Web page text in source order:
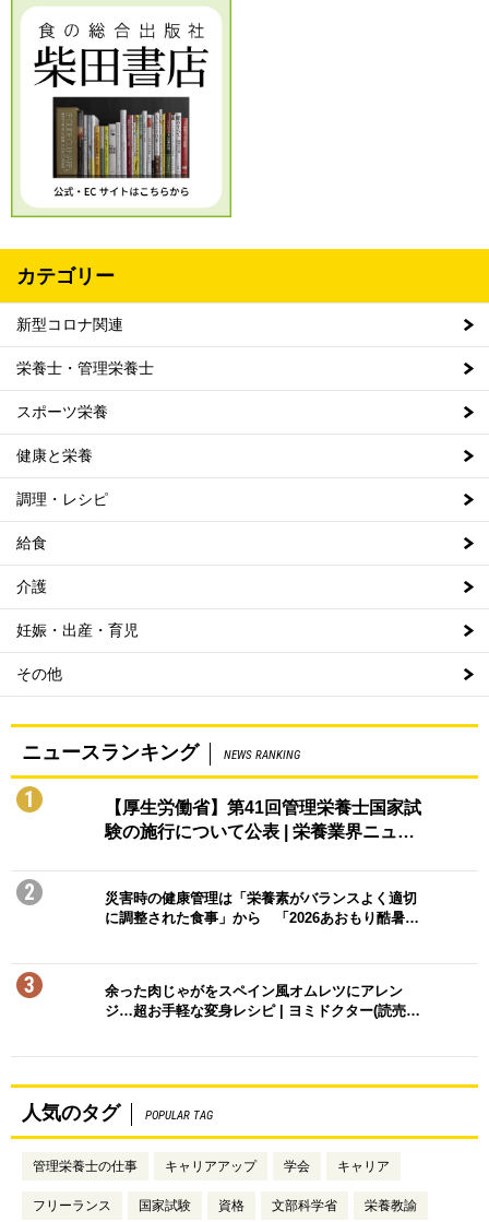
カテゴリー
新型コロナ関連
栄養士・管理栄養士
スポーツ栄養
健康と栄養
調理・レシピ
給食
介護
妊娠・出産・育児
その他
ニュースランキング NEWS RANKING
1
【厚生労働省】第41回管理栄養士国家試
験の施行について公表 | 栄養業界ニュ…
2
災害時の健康管理は「栄養素がバランスよく適切
に調整された食事」から 「2026あおもり酷暑…
3
余った肉じゃがをスペイン風オムレツにアレン
ジ…超お手軽な変身レシピ | ヨミドクター(読売…
人気のタグ POPULAR TAG
管理栄養士の仕事 キャリアアップ 学会 キャリア
フリーランス 国家試験 資格 文部科学省 栄養教諭